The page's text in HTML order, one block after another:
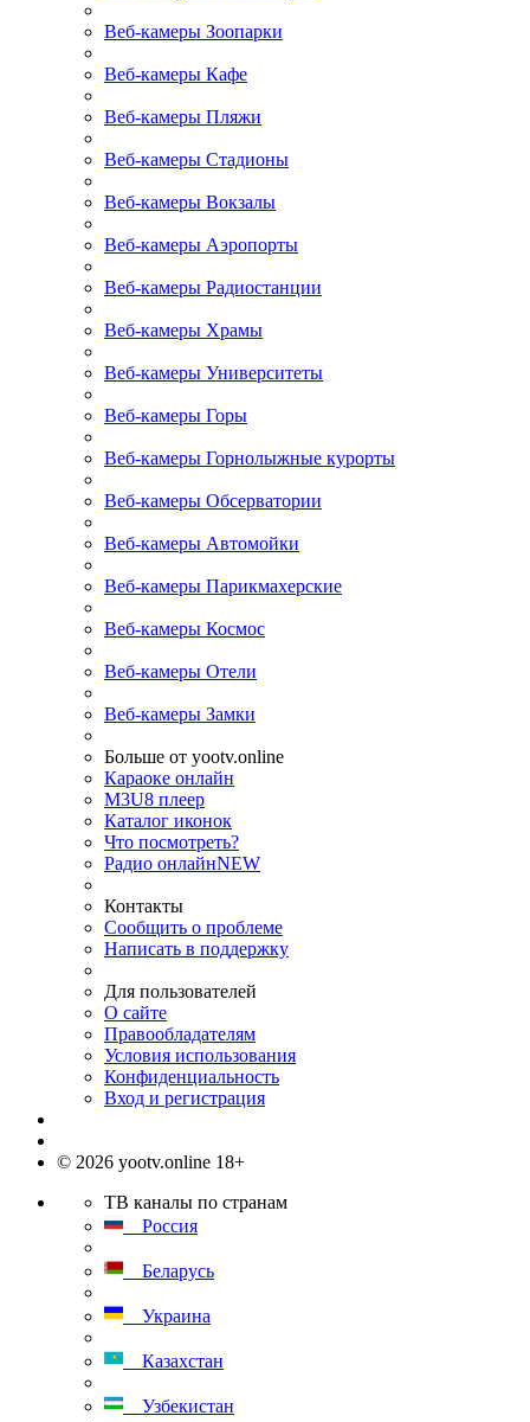
Веб-камеры Зоопарки
Веб-камеры Кафе
Веб-камеры Пляжи
Веб-камеры Стадионы
Веб-камеры Вокзалы
Веб-камеры Аэропорты
Веб-камеры Радиостанции
Веб-камеры Храмы
Веб-камеры Университеты
Веб-камеры Горы
Веб-камеры Горнолыжные курорты
Веб-камеры Обсерватории
Веб-камеры Автомойки
Веб-камеры Парикмахерские
Веб-камеры Космос
Веб-камеры Отели
Веб-камеры Замки
Больше от yootv.online
Караоке онлайн
M3U8 плеер
Каталог иконок
Что посмотреть?
Радио онлайнNEW
Контакты
Сообщить о проблеме
Написать в поддержку
Для пользователей
О сайте
Правообладателям
Условия использования
Конфиденциальность
Вход и регистрация
© 2026 yootv.online 18+
ТВ каналы по странам
Россия
Беларусь
Украина
Казахстан
Узбекистан